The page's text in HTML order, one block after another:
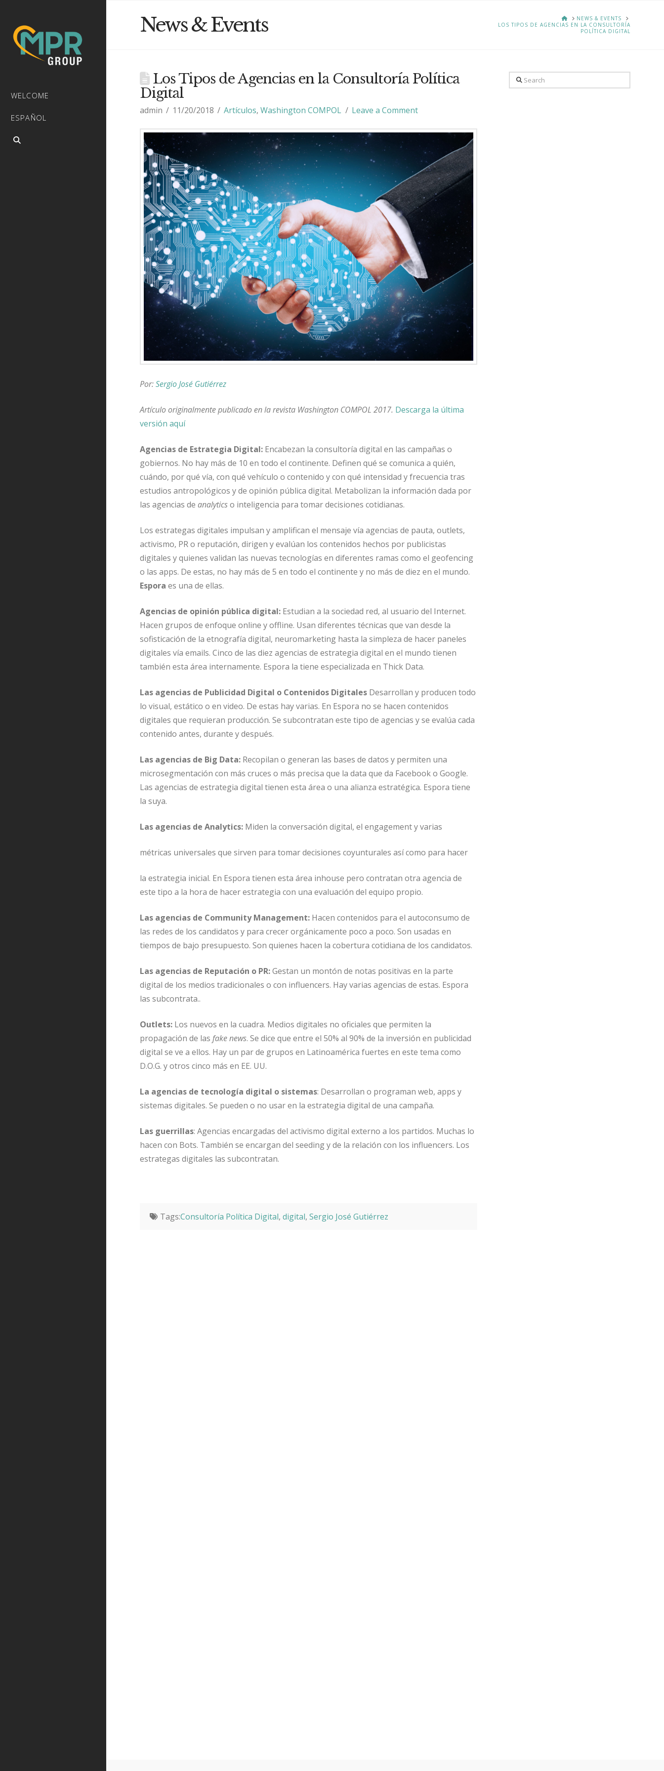
WELCOME
ESPAÑOL
News & Events HOMENEWS & EVENTS
LOS TIPOS DE AGENCIAS EN LA CONSULTORÍA
POLÍTICA DIGITAL
Los Tipos de Agencias en la Consultoría Política
Digital
admin 11/20/2018 Artículos,Washington COMPOL Leave a Comment
Por:Sergio José Gutiérrez
Artículo originalmente publicado en la revista Washington COMPOL 2017. Descarga la última
versión aquí
Agencias de Estrategia Digital: Encabezan la consultoría digital en las campañas o
gobiernos. No hay más de 10 en todo el continente. Definen qué se comunica a quién,
cuándo, por qué vía, con qué vehículo o contenido y con qué intensidad y frecuencia tras
estudios antropológicos y de opinión pública digital. Metabolizan la información dada por
las agencias de analyticso inteligencia para tomar decisiones cotidianas.
Los estrategas digitales impulsan y amplifican el mensaje vía agencias de pauta, outlets,
activismo, PR o reputación, dirigen y evalúan los contenidos hechos por publicistas
digitales y quienes validan las nuevas tecnologías en diferentes ramas como el geofencing
o las apps. De estas, no hay más de 5 en todo el continente y no más de diez en el mundo.
Espora es una de ellas.
Agencias de opinión pública digital:Estudian a la sociedad red, al usuario del Internet.
Hacen grupos de enfoque online y offline. Usan diferentes técnicas que van desde la
sofisticación de la etnografía digital, neuromarketing hasta la simpleza de hacer paneles
digitales vía emails. Cinco de las diez agencias de estrategia digital en el mundo tienen
también esta área internamente. Espora la tiene especializada en Thick Data.
Las agencias de Publicidad Digital o Contenidos DigitalesDesarrollan y producen todo
lo visual, estático o en video. De estas hay varias. En Espora no se hacen contenidos
digitales que requieran producción. Se subcontratan este tipo de agencias y se evalúa cada
contenido antes, durante y después.
Las agencias de Big Data: Recopilan o generan las bases de datos y permiten una
microsegmentación con más cruces o más precisa que la data que da Facebook o Google.
Las agencias de estrategia digital tienen esta área o una alianza estratégica. Espora tiene
la suya.
Las agencias de Analytics: Miden la conversación digital, el engagement y varias
métricas universales que sirven para tomar decisiones coyunturales así como para hacer
la estrategia inicial. En Espora tienen esta área inhouse pero contratan otra agencia de
este tipo a la hora de hacer estrategia con una evaluación del equipo propio.
Las agencias de Community Management:Hacen contenidos para el autoconsumo de
las redes de los candidatos y para crecer orgánicamente poco a poco. Son usadas en
tiempos de bajo presupuesto. Son quienes hacen la cobertura cotidiana de los candidatos.
Las agencias de Reputación o PR:Gestan un montón de notas positivas en la parte
digital de los medios tradicionales o con influencers. Hay varias agencias de estas. Espora
las subcontrata..
Outlets:Los nuevos en la cuadra. Medios digitales no oficiales que permiten la
propagación de las fake news. Se dice que entre el 50% al 90% de la inversión en publicidad
digital se ve a ellos. Hay un par de grupos en Latinoamérica fuertes en este tema como
D.O.G. y otros cinco más en EE. UU.
La agencias de tecnología digital o sistemas: Desarrollan o programan web, apps y
sistemas digitales. Se pueden o no usar en la estrategia digital de una campaña.
Las guerrillas: Agencias encargadas del activismo digital externo a los partidos. Muchas lo
hacen con Bots. También se encargan del seeding y de la relación con los influencers. Los
estrategas digitales las subcontratan.
Tags:Consultoría Política Digital, digital, Sergio José Gutiérrez
Search